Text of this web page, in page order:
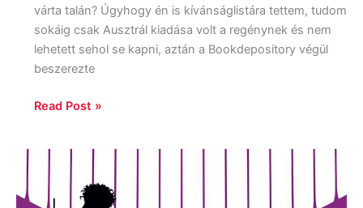
várta talán? Úgyhogy én is kívánságlistára tettem, tudom
sokáig csak Ausztrál kiadása volt a regénynek és nem
lehetett sehol se kapni, aztán a Bookdepository végül
beszerezte
Read Post »
Simsion:
Örökké,